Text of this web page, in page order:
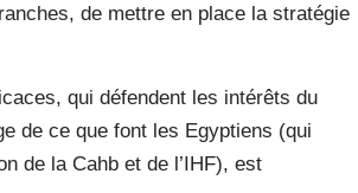
de mettre en place la stratégie
qui défendent les intérêts du
de ce que font les Egyptiens (qui
de la Cahb et de l’IHF), est